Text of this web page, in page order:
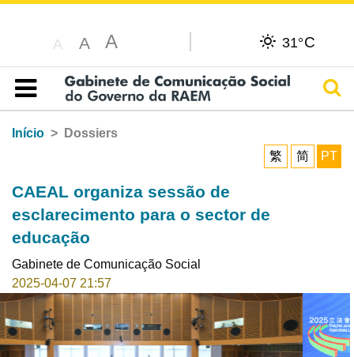
A A A 31°C
Índice
Início
Dossiers
繁
简 PT
CAEAL organiza sessão de
esclarecimento para o sector de
educação
Gabinete de Comunicação Social
2025-04-07 21:57